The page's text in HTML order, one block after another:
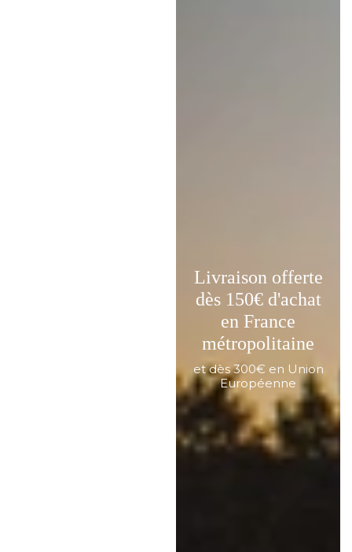
Livraison offerte
dès 150€ d'achat
en France
métropolitaine
et dès 300€ en Union
Européenne